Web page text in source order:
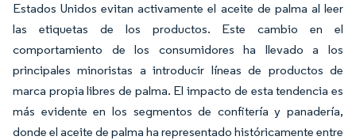
Estados Unidos evitan activamente el aceite de palma al leer
las etiquetas de los productos. Este cambio en el
comportamiento de los consumidores ha llevado a los
principales minoristas a introducir líneas de productos de
marca propia libres de palma. El impacto de esta tendencia es
más evidente en los segmentos de confitería y panadería,
donde el aceite de palma ha representado históricamente entre